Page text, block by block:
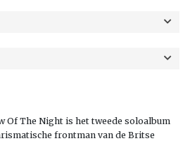
Of The Night is het tweede soloalbum
frontman van de Britse